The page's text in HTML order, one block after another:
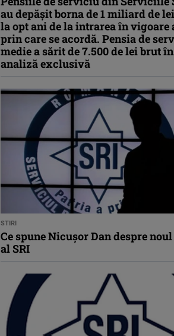
au depăşit borna de 1 miliard de
la opt ani de la intrarea în vigoare
prin care se acordă. Pensia de
medie a sărit de 7.500 de lei brut
analiză exclusivă
STIRI
Ce spune Nicuşor Dan despre
al SRI